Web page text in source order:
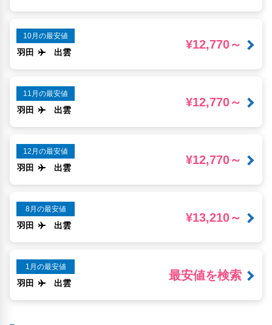
10月の最安値
羽田 出雲
¥12,770～
11月の最安値
羽田 出雲
¥12,770～
12月の最安値
羽田 出雲
¥12,770～
8月の最安値
羽田 出雲
¥13,210～
1月の最安値
羽田 出雲
最安値を検索